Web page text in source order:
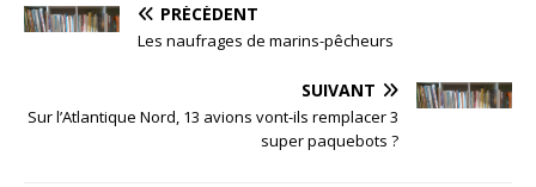
PRÉCÉDENT
Les naufrages de marins-pêcheurs
SUIVANT
Sur l’Atlantique Nord, 13 avions vont-ils remplacer 3
super paquebots ?